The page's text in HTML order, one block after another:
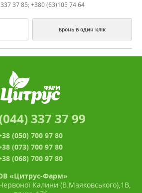
37 85; +380 (63)105 74 64
Бронь в один клік
337 37 99
(050) 700 97 80
(073) 700 97 80
(068) 700 97 80
«Цитрус-Фарм»
Калини (В.Маяковського),1В,